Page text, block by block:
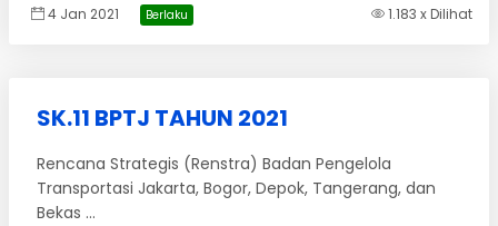
4 Jan 2021 Berlaku 1.183 x Dilihat
SK.11 BPTJ TAHUN 2021
Rencana Strategis (Renstra) Badan Pengelola
Transportasi Jakarta, Bogor, Depok, Tangerang, dan
Bekas ...